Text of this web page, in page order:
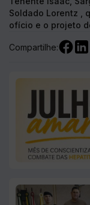
Poder Legislativo.
Compartilhe: